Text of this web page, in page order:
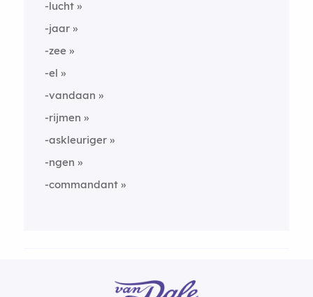
-lucht
-jaar
-zee
-el
-vandaan
-rijmen
-askleuriger
-ngen
-commandant